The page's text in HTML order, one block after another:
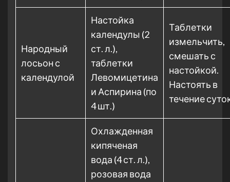
Народный
лосьон с
календулой
Настойка
календулы (2
ст. л.),
таблетки
Левомицетина
и Аспирина (по
4 шт.)
Таблетки
измельчить,
смешать с
настойкой.
Настоять в
течение
Охлажденная
кипяченая
вода (4 ст. л.),
розовая вода